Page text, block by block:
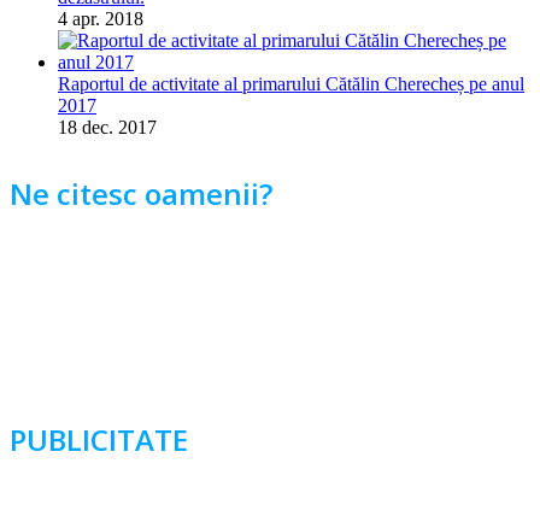
4 apr. 2018
Raportul de activitate al primarului Cătălin Cherecheș pe anul
2017
18 dec. 2017
Ne citesc oamenii?
PUBLICITATE